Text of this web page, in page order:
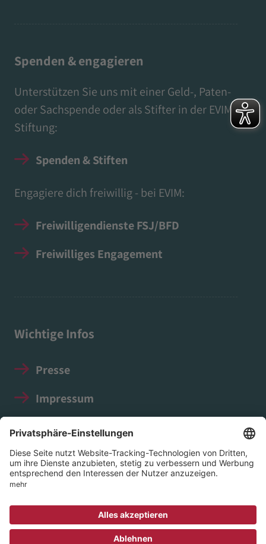
Spenden & engagieren
Unterstützen Sie uns mit einer Geld-, Paten-
oder Sachspende oder als Stifter in der EVIM
Stiftung:
Spenden & Stiften
Engagiere dich freiwillig - bei EVIM:
Freiwilligendienste FSJ/BFD
Freiwilliges Engagement
Wichtige Infos
Presse
Impressum
Datenschutz
Social Media Guidelines
© 2026 EVIM - Evangelischer Verein für Innere
Mission in Nassau